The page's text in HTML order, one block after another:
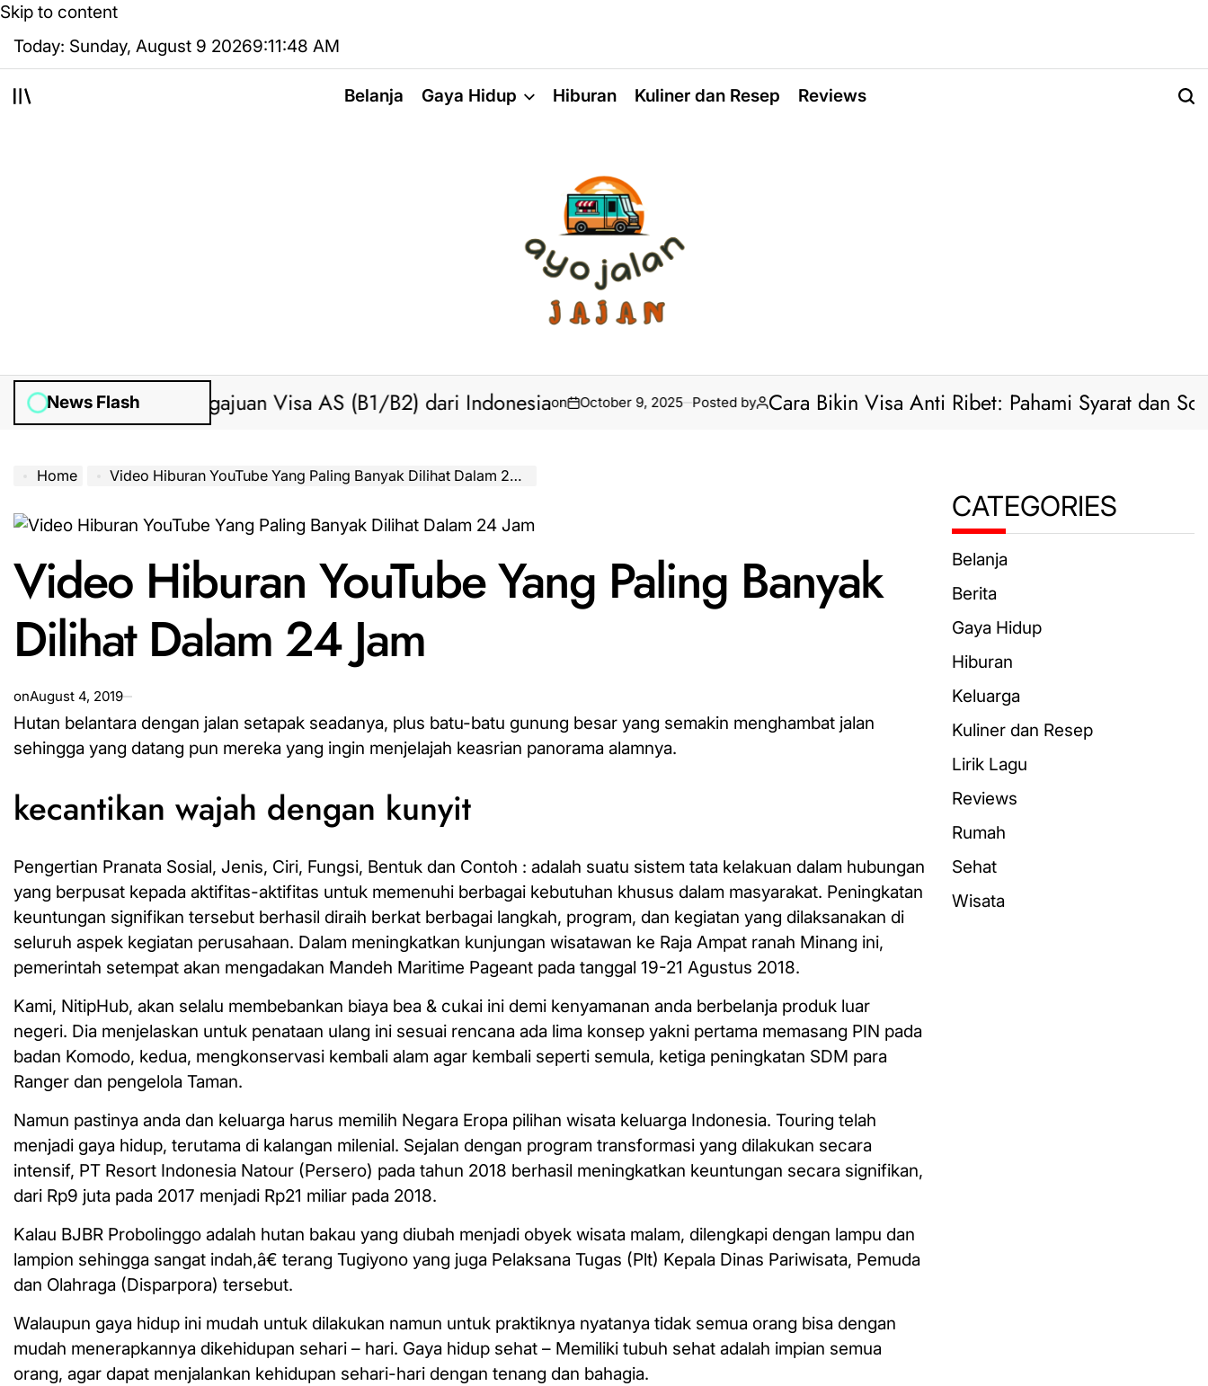
Skip to content
Today: Sunday, August 9 20269:11:49 AM
Belanja Gaya Hidup Hiburan Kuliner dan Resep Reviews
News Flash
by Bantuan Pengajuan Visa AS (B1/B2) dari Indonesiaon October 9, 2025 Posted by Cara Bikin Visa Anti Ribet: Pahami Syarat dan Solusi
Home Video Hiburan YouTube Yang Paling Banyak Dilihat Dalam 24 Jam
Video Hiburan YouTube Yang Paling Banyak
Dilihat Dalam 24 Jam
onAugust 4, 2019
Hutan belantara dengan jalan setapak seadanya, plus batu-batu gunung besar yang semakin menghambat jalan
sehingga yang datang pun mereka yang ingin menjelajah keasrian panorama alamnya.
kecantikan wajah dengan kunyit
Pengertian Pranata Sosial, Jenis, Ciri, Fungsi, Bentuk dan Contoh : adalah suatu sistem tata kelakuan dalam hubungan
yang berpusat kepada aktifitas-aktifitas untuk memenuhi berbagai kebutuhan khusus dalam masyarakat. Peningkatan
keuntungan signifikan tersebut berhasil diraih berkat berbagai langkah, program, dan kegiatan yang dilaksanakan di
seluruh aspek kegiatan perusahaan. Dalam meningkatkan kunjungan wisatawan ke Raja Ampat ranah Minang ini,
pemerintah setempat akan mengadakan Mandeh Maritime Pageant pada tanggal 19-21 Agustus 2018.
Kami, NitipHub, akan selalu membebankan biaya bea & cukai ini demi kenyamanan anda berbelanja produk luar
negeri. Dia menjelaskan untuk penataan ulang ini sesuai rencana ada lima konsep yakni pertama memasang PIN pada
badan Komodo, kedua, mengkonservasi kembali alam agar kembali seperti semula, ketiga peningkatan SDM para
Ranger dan pengelola Taman.
Namun pastinya anda dan keluarga harus memilih Negara Eropa pilihan wisata keluarga Indonesia. Touring telah
menjadi gaya hidup, terutama di kalangan milenial. Sejalan dengan program transformasi yang dilakukan secara
intensif, PT Resort Indonesia Natour (Persero) pada tahun 2018 berhasil meningkatkan keuntungan secara signifikan,
dari Rp9 juta pada 2017 menjadi Rp21 miliar pada 2018.
Kalau BJBR Probolinggo adalah hutan bakau yang diubah menjadi obyek wisata malam, dilengkapi dengan lampu dan
lampion sehingga sangat indah,â€ terang Tugiyono yang juga Pelaksana Tugas (Plt) Kepala Dinas Pariwisata, Pemuda
dan Olahraga (Disparpora) tersebut.
Walaupun gaya hidup ini mudah untuk dilakukan namun untuk praktiknya nyatanya tidak semua orang bisa dengan
mudah menerapkannya dikehidupan sehari – hari. Gaya hidup sehat – Memiliki tubuh sehat adalah impian semua
orang, agar dapat menjalankan kehidupan sehari-hari dengan tenang dan bahagia.
CATEGORIES
Belanja
Berita
Gaya Hidup
Hiburan
Keluarga
Kuliner dan Resep
Lirik Lagu
Reviews
Rumah
Sehat
Wisata